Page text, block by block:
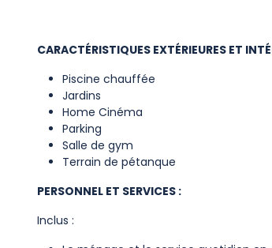
CARACTÉRISTIQUES EXTÉRIEURES ET
Piscine chauffée
Jardins
Home Cinéma
Parking
Salle de gym
Terrain de pétanque
PERSONNEL ET SERVICES :
Inclus :